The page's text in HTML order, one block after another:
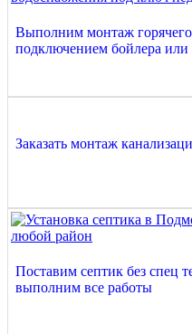
Выполним монтаж
подключением бойлера или
Заказать монтаж
Поставим септик без спец
выполним все работы